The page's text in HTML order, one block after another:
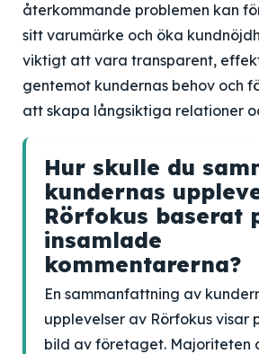
återkommande problemen kan
sitt varumärke och öka
viktigt att vara transparent,
gentemot kundernas behov och
att skapa långsiktiga relationer
Hur skulle du
kundernas
Rörfokus baserat
insamlade
kommentarerna?
En sammanfattning av
upplevelser av Rörfokus visar
bild av företaget. Majoriteten